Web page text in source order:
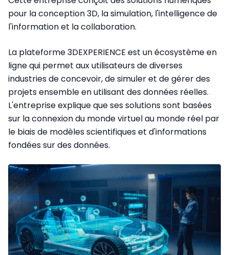
pour la conception 3D, la simulation, l'intelligence de
l'information et la collaboration.
La plateforme 3DEXPERIENCE est un écosystème en
ligne qui permet aux utilisateurs de diverses
industries de concevoir, de simuler et de gérer des
projets ensemble en utilisant des données réelles.
L'entreprise explique que ses solutions sont basées
sur la connexion du monde virtuel au monde réel par
le biais de modèles scientifiques et d'informations
fondées sur des données.